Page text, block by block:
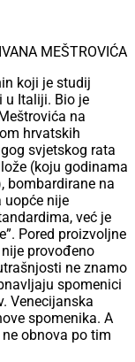
MEŠTROVIĆA
koji je studij
u Italiji. Bio je
na
hrvatskih
svjetskog rata
(koju godinama
bombardirane na
uopće nije
već je
Pored proizvoljne
provođeno
ne znamo
spomenici
Venecijanska
spomenika. A
obnova po tim